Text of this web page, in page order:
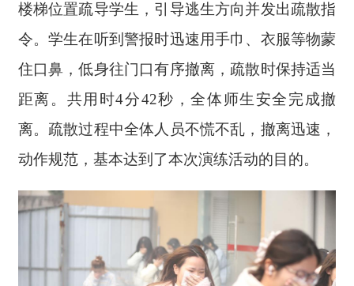
楼梯位置疏导学生，引导逃生方向并发出疏散指
令。学生在听到警报时迅速用手巾、衣服等物蒙
住口鼻，低身往门口有序撤离，疏散时保持适当
距离。共用时4分42秒，全体师生安全完成撤
离。疏散过程中全体人员不慌不乱，撤离迅速，
动作规范，基本达到了本次演练活动的目的。